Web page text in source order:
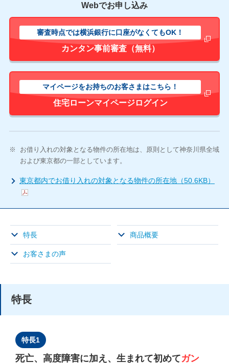
Webでお申し込み
審査時点では横浜銀行に口座がなくてもOK！
カンタン事前審査（無料）
新しいウ
マイページをお持ちのお客さまはこちら！
住宅ローンマイページログイン
新しいウ
※
お借り入れの対象となる物件の所在地は、原則として神奈川県全域
および東京都の一部としています。
東京都内でお借り入れの対象となる物件の所在地（50.6KB）
特⻑ 商品概要
お客さまの声
特⻑
特長1
死亡、高度障害に加え、生まれて初めてガン